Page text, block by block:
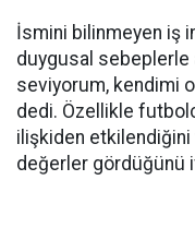
İsmini bilinmeyen iş
duygusal sebeplerle
seviyorum, kendimi
dedi. Özellikle
ilişkiden etkilendiğini
değerler gördüğünü